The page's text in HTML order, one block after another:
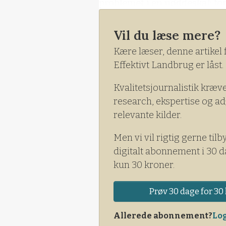
partner, og smider
lavet en sammenligning af
fem parametre. Den giver
er det mest direkte udsalg
for. Antibiotikaforbruget i
over 150 milligram pr. kilo
er fire-fem gange højere.
ikke-eksisterende i Kina,
dem, som EU stiller.
oven i klima- og
frosttransport.
Vil du læse mere?
Kære læser, denne artikel
Effektivt Landbrug er låst.
Kvalitetsjournalistik
research, ekspertise og
relevante kilder.
Men vi vil rigtig gerne
digitalt abonnement i 30
kun 30 kroner.
Prøv 30 dage for 30
Allerede abonnement?